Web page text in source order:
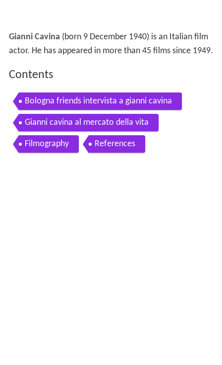
Gianni Cavina (born 9 December 1940) is an Italian film
actor. He has appeared in more than 45 films since 1949.
Contents
Bologna friends intervista a gianni cavina
Gianni cavina al mercato della vita
Filmography References